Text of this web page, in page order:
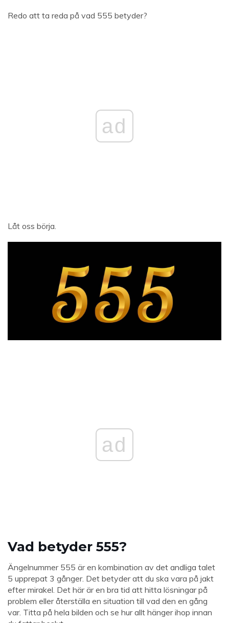
Redo att ta reda på vad 555 betyder?
ad
Låt oss börja.
ad
Vad betyder 555?
Ängelnummer 555 är en kombination av det andliga talet
5 upprepat 3 gånger. Det betyder att du ska vara på jakt
efter mirakel. Det här är en bra tid att hitta lösningar på
problem eller återställa en situation till vad den en gång
var. Titta på hela bilden och se hur allt hänger ihop innan